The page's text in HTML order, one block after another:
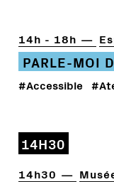
14h - 18h
PARLE-MOI
#Accessible
14H30
14h30